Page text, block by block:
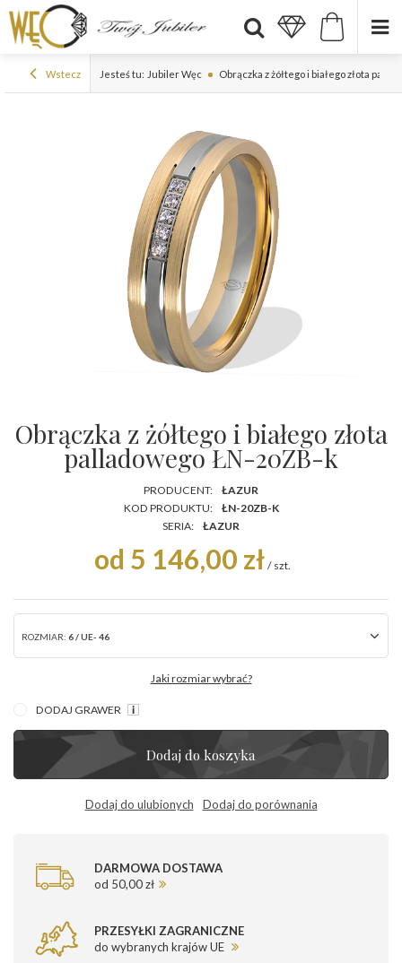
Wstecz Jesteś tu: Jubiler Węc Obrączka z żółtego i białego złota
Obrączka z żółtego i białego złota
palladowego ŁN-20ZB-k
PRODUCENT:
ŁAZUR
KOD PRODUKTU:
ŁN-20ZB-K
SERIA:
ŁAZUR
od 5 146,00 zł / szt.
ROZMIAR: 6 / UE- 46
Jaki rozmiar wybrać?
DODAJ GRAWER
Dodaj do koszyka
Dodaj do ulubionych Dodaj do porównania
DARMOWA DOSTAWA
od 50,00 zł
PRZESYŁKI ZAGRANICZNE
do wybranych krajów UE